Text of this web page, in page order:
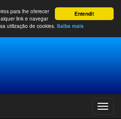
Entendi!
para lhe oferecer
link e navegar
utilização de cookies. Saiba mais